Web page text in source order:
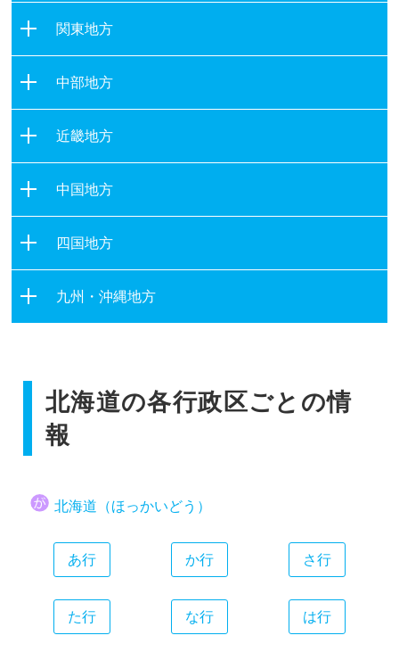
宮城県
秋田県
山形県
福島県
関東地方
群馬県
埼玉県
千葉県
東京都
神奈川県
中部地方
石川県
福井県
山梨県
長野県
岐阜県
三重県
近畿地方
大阪府
兵庫県
奈良県
和歌山県
中国地方
岡山県
広島県
四国地方
九州・沖縄地方
長崎県
熊本県
鹿児島県
沖縄県
北海道の各行政区ごとの情
報
北海道（ほっかいどう）
あ行 か行 さ行
た行 な行 は行